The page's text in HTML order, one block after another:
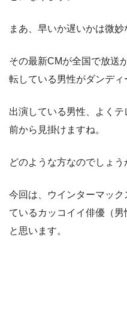
まあ、早いか遅いかは微妙
その最新CMが全国で放送
転している男性がダンディ
出演している男性、よく
前から見掛けますね。
どのような方なのでしょう
今回は、ウインターマッ
ているカッコイイ俳優（
と思います。